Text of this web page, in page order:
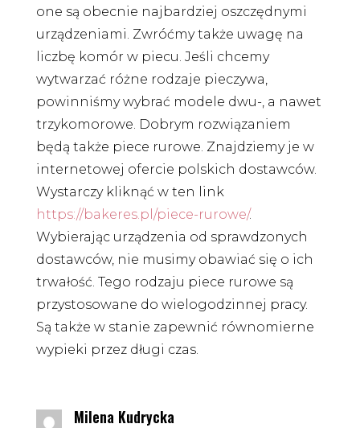
one są obecnie najbardziej oszczędnymi
urządzeniami. Zwróćmy także uwagę na
liczbę komór w piecu. Jeśli chcemy
wytwarzać różne rodzaje pieczywa,
powinniśmy wybrać modele dwu-, a nawet
trzykomorowe. Dobrym rozwiązaniem
będą także piece rurowe. Znajdziemy je w
internetowej ofercie polskich dostawców.
Wystarczy kliknąć w ten link
https://bakeres.pl/piece-rurowe/.
Wybierając urządzenia od sprawdzonych
dostawców, nie musimy obawiać się o ich
trwałość. Tego rodzaju piece rurowe są
przystosowane do wielogodzinnej pracy.
Są także w stanie zapewnić równomierne
wypieki przez długi czas.
Milena Kudrycka